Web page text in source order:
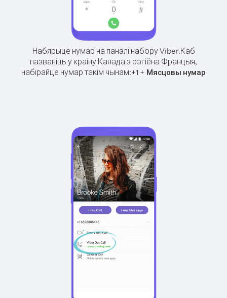
Набярыце нумар на панэлі набору Viber.Каб
пазваніць у краіну Канада з рэгіёна Францыя,
набірайце нумар такім чынам:+1 + Мясцовы нумар